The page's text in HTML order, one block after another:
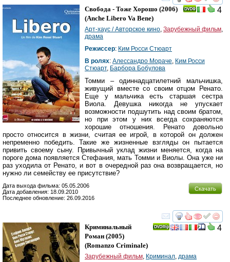
смотреть
4
Свобода - Тоже Хорошо (2006)
(Anche Libero Va Bene)
Арт-хаус / Авторское кино, Зарубежный фильм,
драма
Режиссер: Ким Росси Стюарт
В ролях: Алессандро Мораче, Ким Росси
Стюарт, Барбора Бобулова
Томми – одиннадцатилетний мальчишка,
живущий вместе со своим отцом Ренато.
Еще у мальчика есть старшая сестра
Виола. Девушка никогда не упускает
возможности подшутить над своим братом,
но при этом у них всегда сохраняются
хорошие отношения. Ренато довольно
просто относится в жизни, считая ее игрой, в которой он должен
непременно победить. Такие же жизненные взгляды он пытается
привить своему сыну. Привычный уклад жизни меняется, когда на
пороге дома появляется Стефания, мать Томми и Виолы. Она уже ни
раз уходила от Ренато, и вот в очередной раз она возвращается, но
нужно ли семейству ее присутствие?
Скачать
Дата выхода фильма: 05.05.2006
Дата добавления: 18.09.2010
Последнее обновление: 26.09.2016
смотреть
4
Криминальный
Роман (2005)
(Romanzo Criminale)
Зарубежный фильм, Криминал, драма